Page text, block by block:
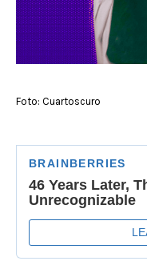
Foto: Cuartoscuro